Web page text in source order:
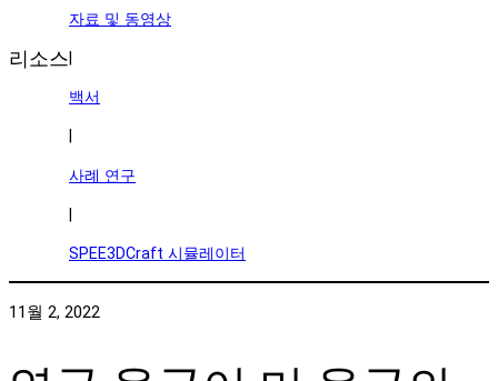
리소스
자료 및 동영상
백서
사례 연구
SPEE3DCraft 시뮬레이터
11월 2, 2022